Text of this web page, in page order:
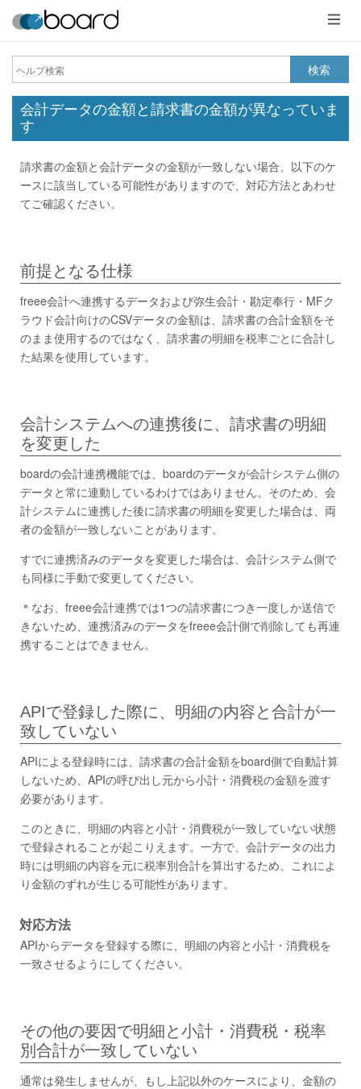
メ
ニ
ュ
ー
検索
会計データの金額と請求書の金額が異なっていま
す
請求書の金額と会計データの金額が一致しない場合、以下のケ
ースに該当している可能性がありますので、対応方法とあわせ
てご確認ください。
前提となる仕様
freee会計へ連携するデータおよび弥生会計・勘定奉行・MFク
ラウド会計向けのCSVデータの金額は、請求書の合計金額をそ
のまま使用するのではなく、請求書の明細を税率ごとに合計し
た結果を使用しています。
会計システムへの連携後に、請求書の明細
を変更した
boardの会計連携機能では、boardのデータが会計システム側の
データと常に連動しているわけではありません。そのため、会
計システムに連携した後に請求書の明細を変更した場合は、両
者の金額が一致しないことがあります。
すでに連携済みのデータを変更した場合は、会計システム側で
も同様に手動で変更してください。
＊なお、freee会計連携では1つの請求書につき一度しか送信で
きないため、連携済みのデータをfreee会計側で削除しても再連
携することはできません。
APIで登録した際に、明細の内容と合計が一
致していない
APIによる登録時には、請求書の合計金額をboard側で自動計算
しないため、APIの呼び出し元から小計・消費税の金額を渡す
必要があります。
このときに、明細の内容と小計・消費税が一致していない状態
で登録されることが起こりえます。一方で、会計データの出力
時には明細の内容を元に税率別合計を算出するため、これによ
り金額のずれが生じる可能性があります。
対応方法
APIからデータを登録する際に、明細の内容と小計・消費税を
一致させるようにしてください。
その他の要因で明細と小計・消費税・税率
別合計が一致していない
通常は発生しませんが、もし上記以外のケースにより、金額の